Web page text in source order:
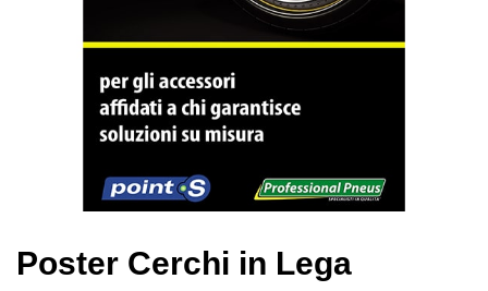
Poster Cerchi in Lega